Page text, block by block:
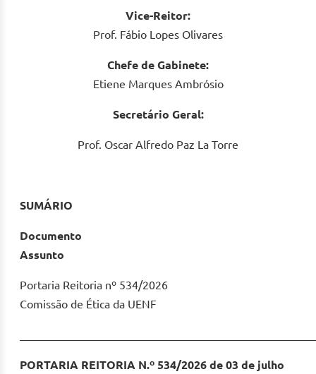
Vice-Reitor:
Prof. Fábio Lopes Olivares
Chefe de Gabinete:
Etiene Marques Ambrósio
Secretário Geral:
Prof. Oscar Alfredo Paz La Torre
SUMÁRIO
Documento
Assunto
Portaria Reitoria nº 534/2026
Comissão de Ética da UENF
PORTARIA REITORIA N.º 534/2026 de 03 de julho